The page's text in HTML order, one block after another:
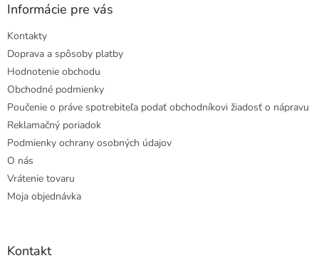
Informácie pre vás
Kontakty
Doprava a spôsoby platby
Hodnotenie obchodu
Obchodné podmienky
Poučenie o práve spotrebiteľa podať obchodníkovi žiadosť o nápravu
Reklamačný poriadok
Podmienky ochrany osobných údajov
O nás
Vrátenie tovaru
Moja objednávka
Kontakt